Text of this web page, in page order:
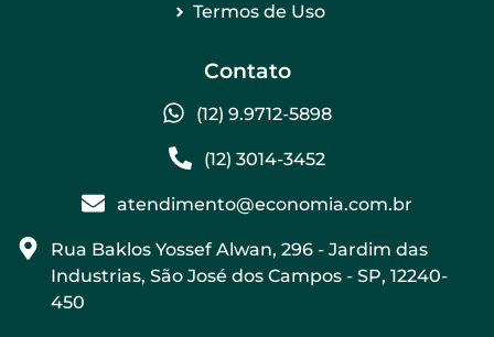
Termos de Uso
Contato
(12) 9.9712-5898
(12) 3014-3452
atendimento@economia.com.br
Rua Baklos Yossef Alwan, 296 - Jardim das
Industrias, São José dos Campos - SP, 12240-
450